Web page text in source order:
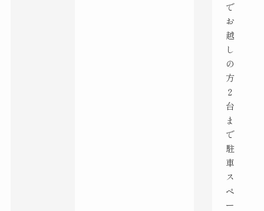
で
お
越
し
の
方
２
台
ま
で
駐
車
ス
ペ
ー